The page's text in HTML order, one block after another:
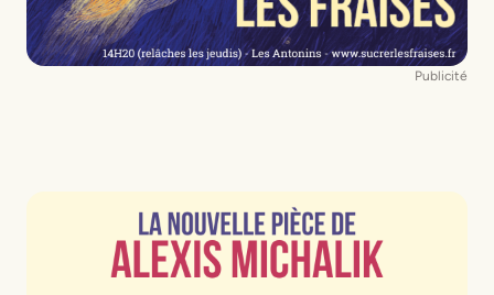
Publicité